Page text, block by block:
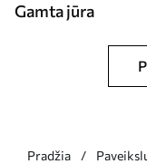
Gamta jūra
Pradžia